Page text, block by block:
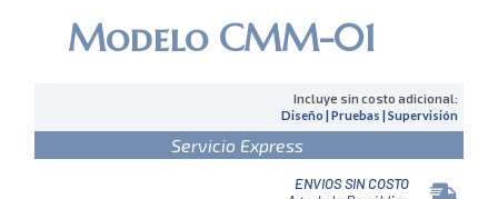
Modelo CMM-01
Incluye sin costo adicional:
Diseño | Pruebas | Supervisión
Servicio Express
ENVIOS SIN COSTO